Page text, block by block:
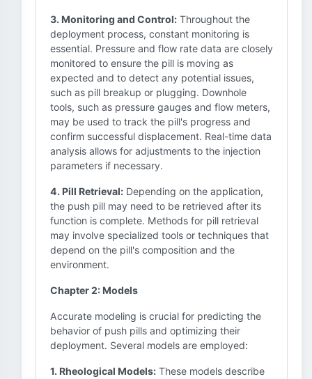
3. Monitoring and Control: Throughout the
deployment process, constant monitoring is
essential. Pressure and flow rate data are closely
monitored to ensure the pill is moving as
expected and to detect any potential issues,
such as pill breakup or plugging. Downhole
tools, such as pressure gauges and flow meters,
may be used to track the pill's progress and
confirm successful displacement. Real-time data
analysis allows for adjustments to the injection
parameters if necessary.
4. Pill Retrieval: Depending on the application,
the push pill may need to be retrieved after its
function is complete. Methods for pill retrieval
may involve specialized tools or techniques that
depend on the pill's composition and the
environment.
Chapter 2: Models
Accurate modeling is crucial for predicting the
behavior of push pills and optimizing their
deployment. Several models are employed:
1. Rheological Models: These models describe